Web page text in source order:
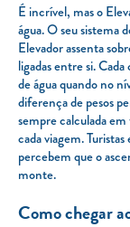
É incrível, mas o
água. O seu sistema
Elevador assenta
ligadas entre si.
de água quando no
diferença de pesos
sempre calculada
cada viagem.
percebem que o
monte.
Como chegar